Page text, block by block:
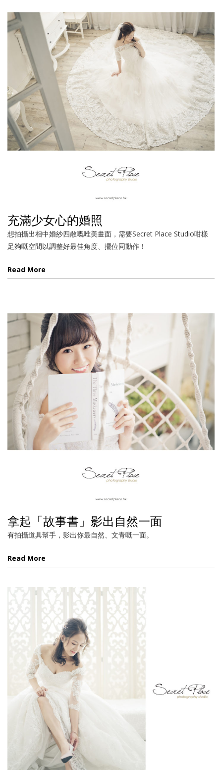
充滿少女心的婚照
想拍攝出相中婚紗四散嘅唯美畫面，需要Secret Place Studio咁樣
足夠嘅空間以調整好最佳角度、擺位同動作！
Read More
拿起「故事書」影出自然一面
有拍攝道具幫手，影出你最自然、文青嘅一面。
Read More